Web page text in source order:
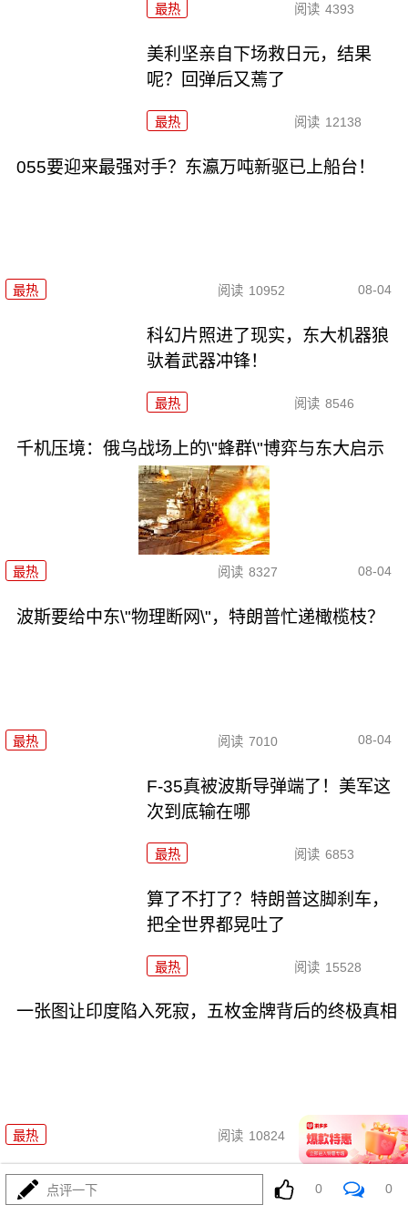
最热 阅读 4393
美利坚亲自下场救日元，结果
呢？回弹后又蔫了
最热 阅读 12138
055要迎来最强对手？东瀛万吨新驱已上船台！
最热 阅读 10952 08-04
科幻片照进了现实，东大机器狼
驮着武器冲锋！
最热 阅读 8546
千机压境：俄乌战场上的\"蜂群\"博弈与东大启示
最热 阅读 8327 08-04
波斯要给中东\"物理断网\"，特朗普忙递橄榄枝？
最热 阅读 7010 08-04
F-35真被波斯导弹端了！美军这
次到底输在哪
最热 阅读 6853
算了不打了？特朗普这脚刹车，
把全世界都晃吐了
最热 阅读 15528
一张图让印度陷入死寂，五枚金牌背后的终极真相
最热 阅读 10824 08-03
上将一封信捅破天！美军五艘驱逐舰要盖三口锅！
点评一下 0 0